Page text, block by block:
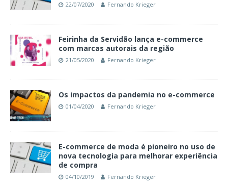
22/07/2020 Fernando Krieger
Feirinha da Servidão lança e-commerce
com marcas autorais da região
21/05/2020 Fernando Krieger
Os impactos da pandemia no e-commerce
01/04/2020 Fernando Krieger
E-commerce de moda é pioneiro no uso de
nova tecnologia para melhorar experiência
de compra
04/10/2019 Fernando Krieger